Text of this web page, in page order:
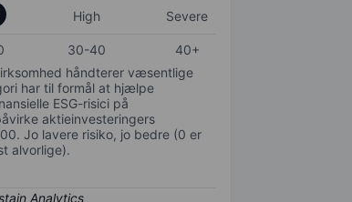
High Severe
30-40
40+
håndterer væsentlige
har til formål at hjælpe
ESG-risici på
aktieinvesteringers
Jo lavere risiko, jo bedre (0 er
alvorlige).